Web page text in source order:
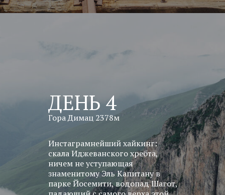
ДЕНЬ 4
Инстаграмнейший хайкинг:
скала Иджеванского хребта,
ничем не уступающая
знаменитому Эль Капитану в
парке Йосемити, водопад Шагот,
Гора Димац 2378м